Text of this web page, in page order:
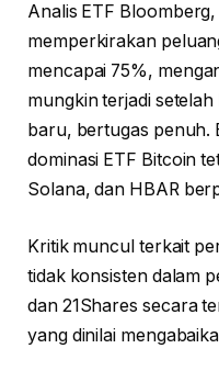
Analis ETF
memperkirakan
mencapai 75%,
mungkin terjadi
baru, bertugas penuh.
dominasi ETF Bitcoin
Solana, dan HBAR
Kritik muncul terkait
tidak konsisten dalam
dan 21Shares secara
yang dinilai